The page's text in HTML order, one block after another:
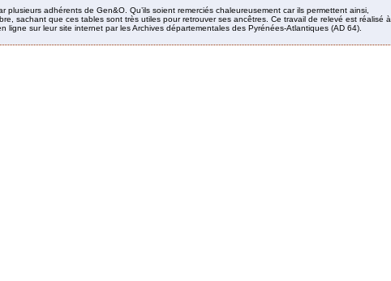
plusieurs adhérents de Gen&O. Qu’ils soient remerciés chaleureusement car ils permettent ainsi,
sachant que ces tables sont très utiles pour retrouver ses ancêtres. Ce travail de relevé est réalisé à
ligne sur leur site internet par les Archives départementales des Pyrénées-Atlantiques (AD 64).